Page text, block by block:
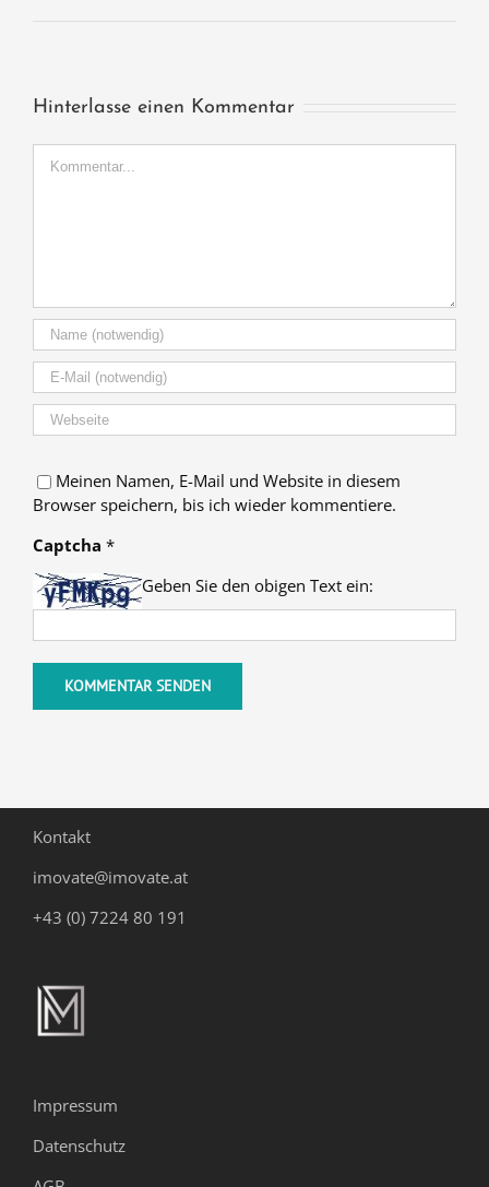
Hinterlasse einen Kommentar
Meinen Namen, E-Mail und Website in diesem
Browser speichern, bis ich wieder kommentiere.
Captcha *
Geben Sie den obigen Text ein:
Kontakt
imovate@imovate.at
+43 (0) 7224 80 191
Impressum
Datenschutz